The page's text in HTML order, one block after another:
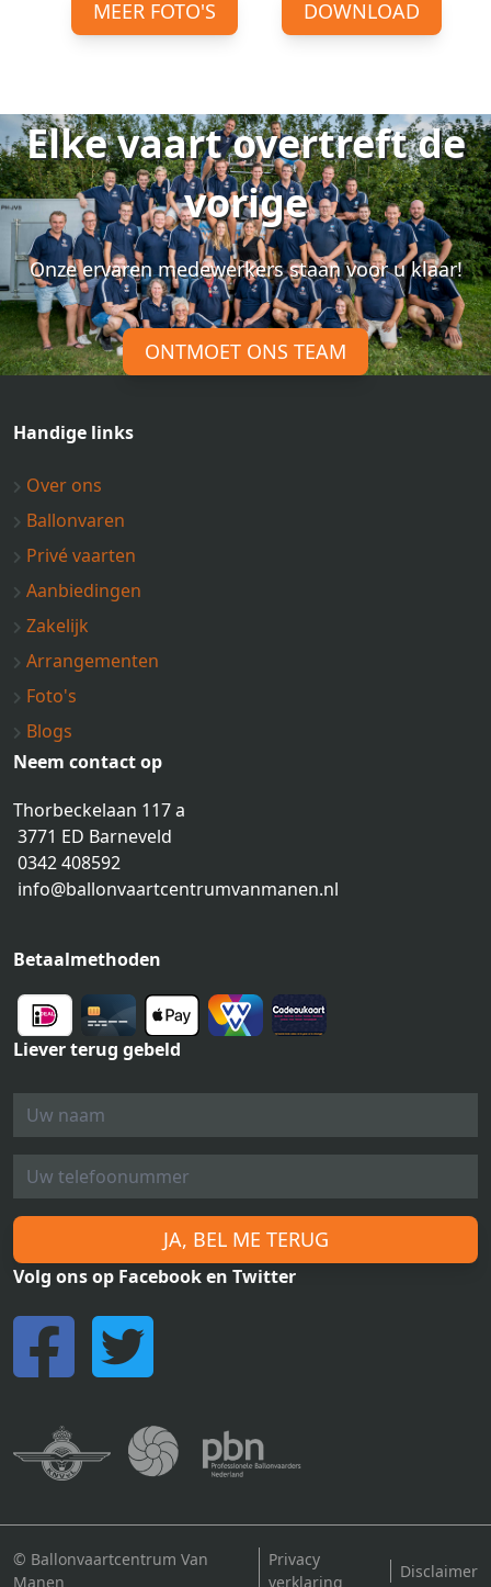
MEER FOTO'S DOWNLOAD
Elke vaart overtreft de
vorige
Onze ervaren medewerkers staan voor u klaar!
ONTMOET ONS TEAM
Handige links
Over ons
Ballonvaren
Privé vaarten
Aanbiedingen
Zakelijk
Arrangementen
Foto's
Blogs
Neem contact op
Thorbeckelaan 117 a
3771 ED Barneveld
0342 408592
info@ballonvaartcentrumvanmanen.nl
Betaalmethoden
Liever terug gebeld
JA, BEL ME TERUG
Volg ons op Facebook en Twitter
© Ballonvaartcentrum Van
Manen
Privacy
verklaring
Disclaimer